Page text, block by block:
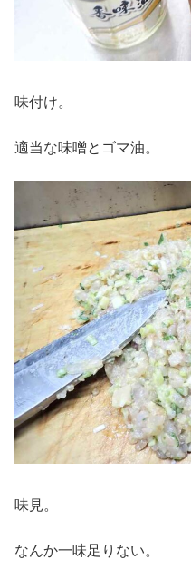
味付け。
適当な味噌とゴマ油。
味見。
なんか一味足りない。